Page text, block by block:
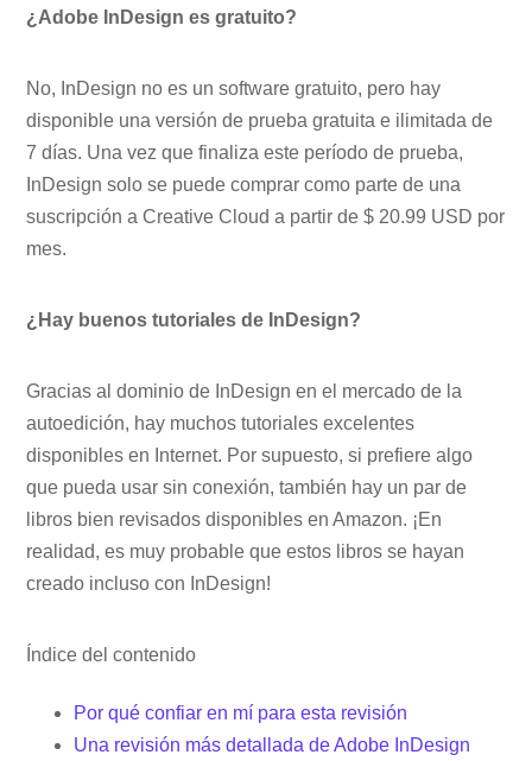
¿Adobe InDesign es gratuito?
No, InDesign no es un software gratuito, pero hay
disponible una versión de prueba gratuita e ilimitada de
7 días. Una vez que finaliza este período de prueba,
InDesign solo se puede comprar como parte de una
suscripción a Creative Cloud a partir de $ 20.99 USD por
mes.
¿Hay buenos tutoriales de InDesign?
Gracias al dominio de InDesign en el mercado de la
autoedición, hay muchos tutoriales excelentes
disponibles en Internet. Por supuesto, si prefiere algo
que pueda usar sin conexión, también hay un par de
libros bien revisados ​​​​disponibles en Amazon. ¡En
realidad, es muy probable que estos libros se hayan
creado incluso con InDesign!
Índice del contenido
Por qué confiar en mí para esta revisión
Una revisión más detallada de Adobe InDesign